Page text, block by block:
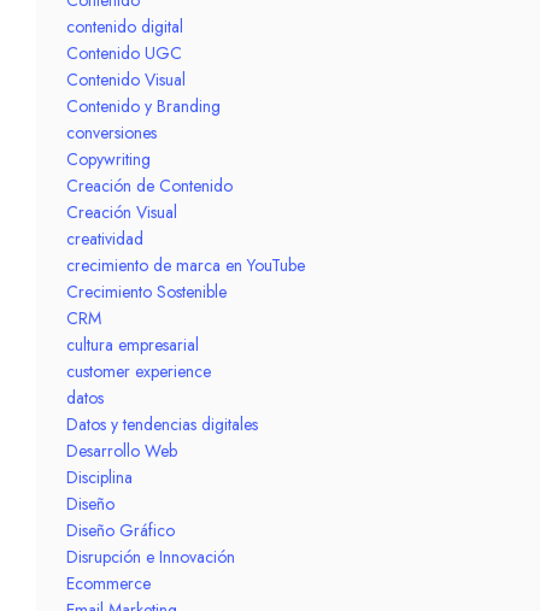
contenido digital
Contenido UGC
Contenido Visual
Contenido y Branding
conversiones
Copywriting
Creación de Contenido
Creación Visual
creatividad
crecimiento de marca en YouTube
Crecimiento Sostenible
CRM
cultura empresarial
customer experience
datos
Datos y tendencias digitales
Desarrollo Web
Disciplina
Diseño
Diseño Gráfico
Disrupción e Innovación
Ecommerce